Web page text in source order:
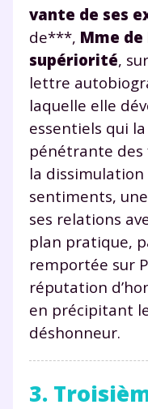
vante de ses
de***, Mme
supériorité,
lettre
laquelle elle
essentiels qui
pénétrante des
la
sentiments,
ses relations
plan pratique,
remportée sur
réputation
en précipitant
déshonneur.
3.